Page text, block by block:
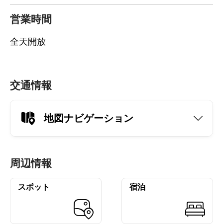
営業時間
全天開放
交通情報
地図ナビゲーション
周辺情報
スポット 宿泊